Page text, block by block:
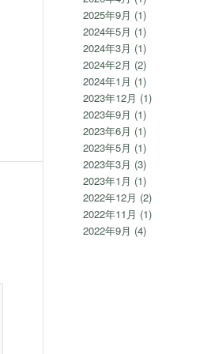
2025年9月 (1)
2024年5月 (1)
2024年3月 (1)
2024年2月 (2)
2024年1月 (1)
2023年12月 (1)
2023年9月 (1)
2023年6月 (1)
2023年5月 (1)
2023年3月 (3)
2023年1月 (1)
2022年12月 (2)
2022年11月 (1)
2022年9月 (4)